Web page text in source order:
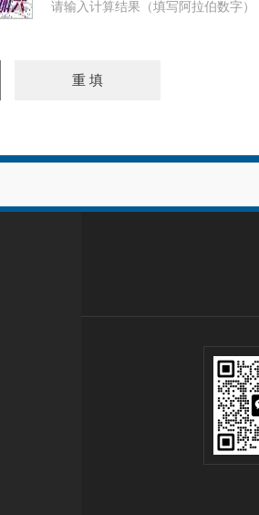
请输入计算结果（填写阿拉伯数字